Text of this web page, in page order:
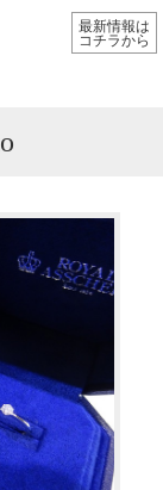
最新情報は
コチラから